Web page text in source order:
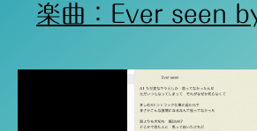
楽曲：Ever seen